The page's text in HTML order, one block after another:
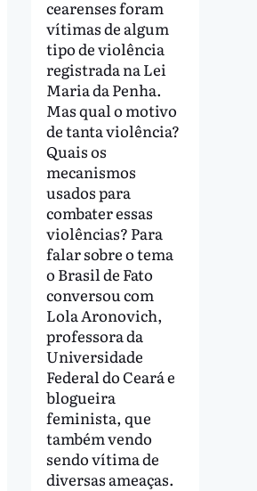
cearenses foram
vítimas de algum
tipo de violência
registrada na Lei
Maria da Penha.
Mas qual o motivo
de tanta violência?
Quais os
mecanismos
usados para
combater essas
violências? Para
falar sobre o tema
o Brasil de Fato
conversou com
Lola Aronovich,
professora da
Universidade
Federal do Ceará e
blogueira
feminista, que
também vendo
sendo vítima de
diversas ameaças.